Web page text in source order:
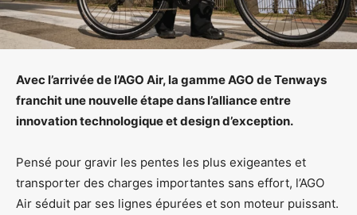
Avec l’arrivée de l’AGO Air, la gamme AGO de Tenways
franchit une nouvelle étape dans l’alliance entre
innovation technologique et design d’exception.
Pensé pour gravir les pentes les plus exigeantes et
transporter des charges importantes sans effort, l’AGO
Air séduit par ses lignes épurées et son moteur puissant.